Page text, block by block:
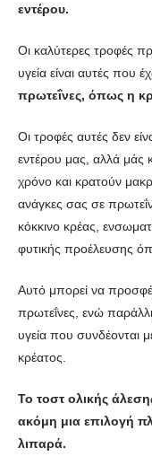
εντέρου.
Οι καλύτερες τροφές
υγεία είναι αυτές που
πρωτεΐνες, όπως η
Οι τροφές αυτές δεν
εντέρου μας, αλλά μάς
χρόνο και κρατούν
ανάγκες σας σε
κόκκινο κρέας,
φυτικής προέλευσης
Αυτό μπορεί να
πρωτεΐνες, ενώ
υγεία που συνδέονται
κρέατος.
Το τοστ ολικής
ακόμη μια επιλογή
λιπαρά.